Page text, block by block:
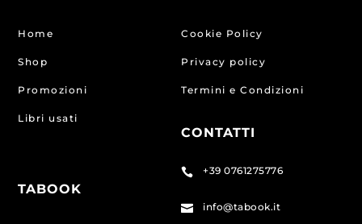
Home
Shop
Promozioni
Libri usati
TABOOK
Cookie Policy
Privacy policy
Termini e Condizioni
CONTATTI
 +39 0761275776
 info@tabook.it